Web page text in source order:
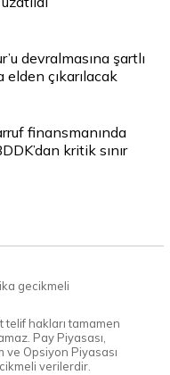
devralmasına şartlı
çıkarılacak
finansmanında
kritik sınır
gecikmeli
telif hakları tamamen
Pay Piyasası,
ve Opsiyon Piyasası
verilerdir.